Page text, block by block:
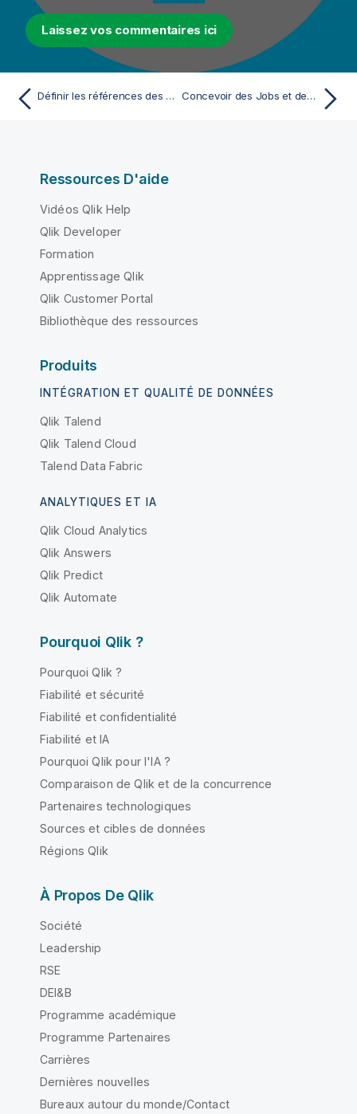
Laissez vos commentaires ici
Définir les références des projets Concevoir des Jobs et des Routes
Ressources D'aide
Vidéos Qlik Help
Qlik Developer
Formation
Apprentissage Qlik
Qlik Customer Portal
Bibliothèque des ressources
Produits
INTÉGRATION ET QUALITÉ DE DONNÉES
Qlik Talend
Qlik Talend Cloud
Talend Data Fabric
ANALYTIQUES ET IA
Qlik Cloud Analytics
Qlik Answers
Qlik Predict
Qlik Automate
Pourquoi Qlik ?
Pourquoi Qlik ?
Fiabilité et sécurité
Fiabilité et confidentialité
Fiabilité et IA
Pourquoi Qlik pour l'IA ?
Comparaison de Qlik et de la concurrence
Partenaires technologiques
Sources et cibles de données
Régions Qlik
À Propos De Qlik
Société
Leadership
RSE
DEI&B
Programme académique
Programme Partenaires
Carrières
Dernières nouvelles
Bureaux autour du monde/Contact